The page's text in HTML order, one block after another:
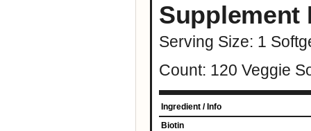
Supplement
Serving Size: 1
Count: 120 Veggie
Ingredient / Info
Biotin